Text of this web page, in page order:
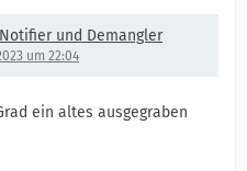
und Demangler
um 22:04
ein altes ausgegraben